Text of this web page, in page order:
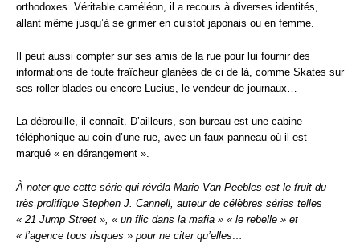
orthodoxes. Véritable caméléon, il a recours à diverses identités,
allant même jusqu’à se grimer en cuistot japonais ou en femme.
Il peut aussi compter sur ses amis de la rue pour lui fournir des
informations de toute fraîcheur glanées de ci de là, comme Skates sur
ses roller-blades ou encore Lucius, le vendeur de journaux…
La débrouille, il connaît. D’ailleurs, son bureau est une cabine
téléphonique au coin d’une rue, avec un faux-panneau où il est
marqué « en dérangement ».
À noter que cette série qui révéla Mario Van Peebles est le fruit du
très prolifique Stephen J. Cannell, auteur de célèbres séries telles
« 21 Jump Street », « un flic dans la mafia » « le rebelle » et
« l’agence tous risques » pour ne citer qu’elles…